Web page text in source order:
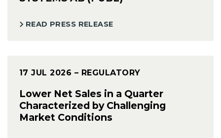
READ PRESS RELEASE
17 JUL 2026 – REGULATORY
Lower Net Sales in a Quarter
Characterized by Challenging
Market Conditions